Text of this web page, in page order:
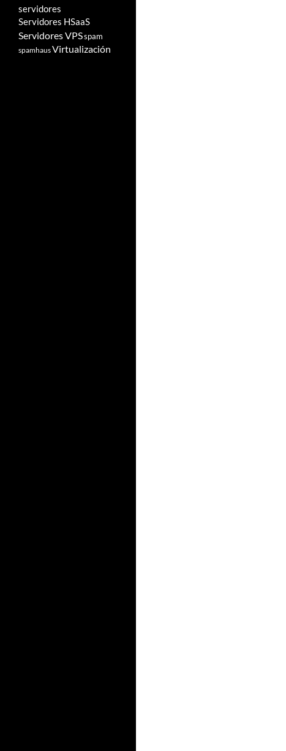
servidores
Servidores HSaaS
Servidores VPSspam
spamhausVirtualización